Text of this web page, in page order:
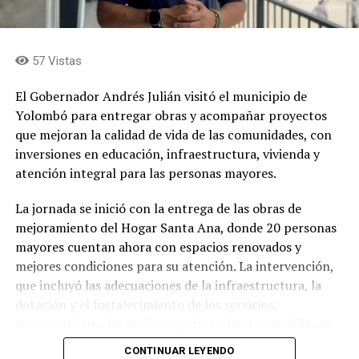
57 Vistas
El Gobernador Andrés Julián visitó el municipio de
Yolombó para entregar obras y acompañar proyectos
que mejoran la calidad de vida de las comunidades, con
inversiones en educación, infraestructura, vivienda y
atención integral para las personas mayores.
La jornada se inició con la entrega de las obras de
mejoramiento del Hogar Santa Ana, donde 20 personas
mayores cuentan ahora con espacios renovados y
mejores condiciones para su atención. La intervención,
que incluyó las adecuaciones de la infraestructura, la
de pesos, de los cuales la Gobernación de Antioquia
CONTINUAR LEYENDO